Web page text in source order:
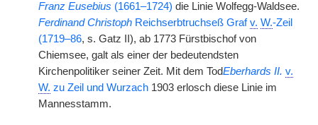
Franz Eusebius (1661–1724) die Linie Wolfegg-Waldsee.
Ferdinand Christoph Reichserbtruchseß Grafv. W.-Zeil
(1719–86, s. Gatz II), ab 1773 Fürstbischof von
Chiemsee, galt als einer der bedeutendsten
Kirchenpolitiker seiner Zeit. Mit dem TodEberhards II. v.
W. zu Zeil und Wurzach 1903 erlosch diese Linie im
Mannesstamm.